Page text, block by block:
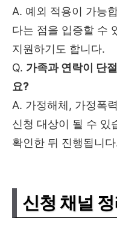
A. 예외 적용이 가능
다는 점을 입증할 수
지원하기도 합니다.
Q. 가족과 연락이 단
요?
A. 가정해체, 가정폭
신청 대상이 될 수 있
확인한 뒤 진행됩니
신청 채널